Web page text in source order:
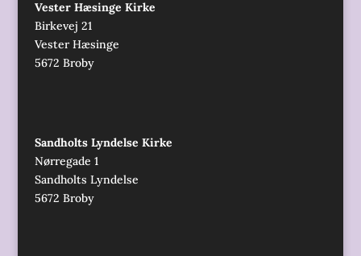
Vester Hæsinge Kirke
Birkevej 21
Vester Hæsinge
5672 Broby
Sandholts Lyndelse Kirke
Nørregade 1
Sandholts Lyndelse
5672 Broby